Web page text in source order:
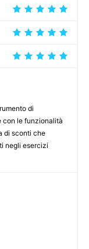
di
con le funzionalità
di sconti che
negli esercizi